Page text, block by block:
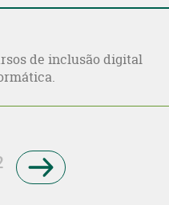
de inclusão digital